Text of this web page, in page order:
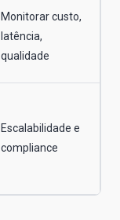
Monitorar custo,
latência,
qualidade
Escalabilidade e
compliance